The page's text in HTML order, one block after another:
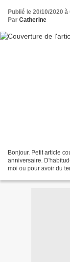
Publié le 20/10/2020 à
Par Catherine
Bonjour. Petit article
anniversaire.
moi ou pour avoir du